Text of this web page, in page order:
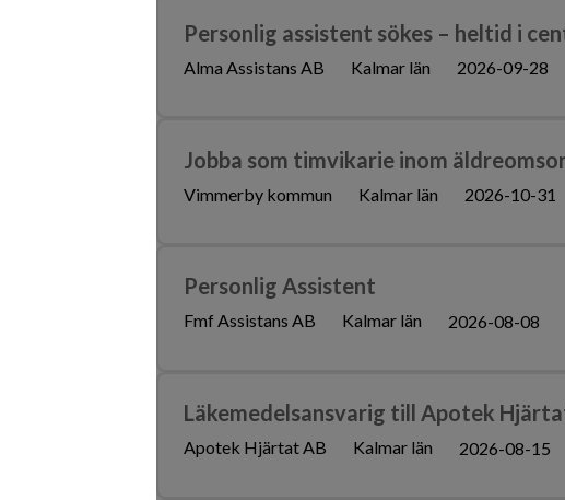
Personlig assistent sökes – heltid i
Alma Assistans AB Kalmar län 2026-09-28
Jobba som timvikarie inom
Vimmerby kommun Kalmar län 2026-10-31
Personlig Assistent
Fmf Assistans AB Kalmar län 2026-08-08
Läkemedelsansvarig till Apotek
Apotek Hjärtat AB Kalmar län 2026-08-15